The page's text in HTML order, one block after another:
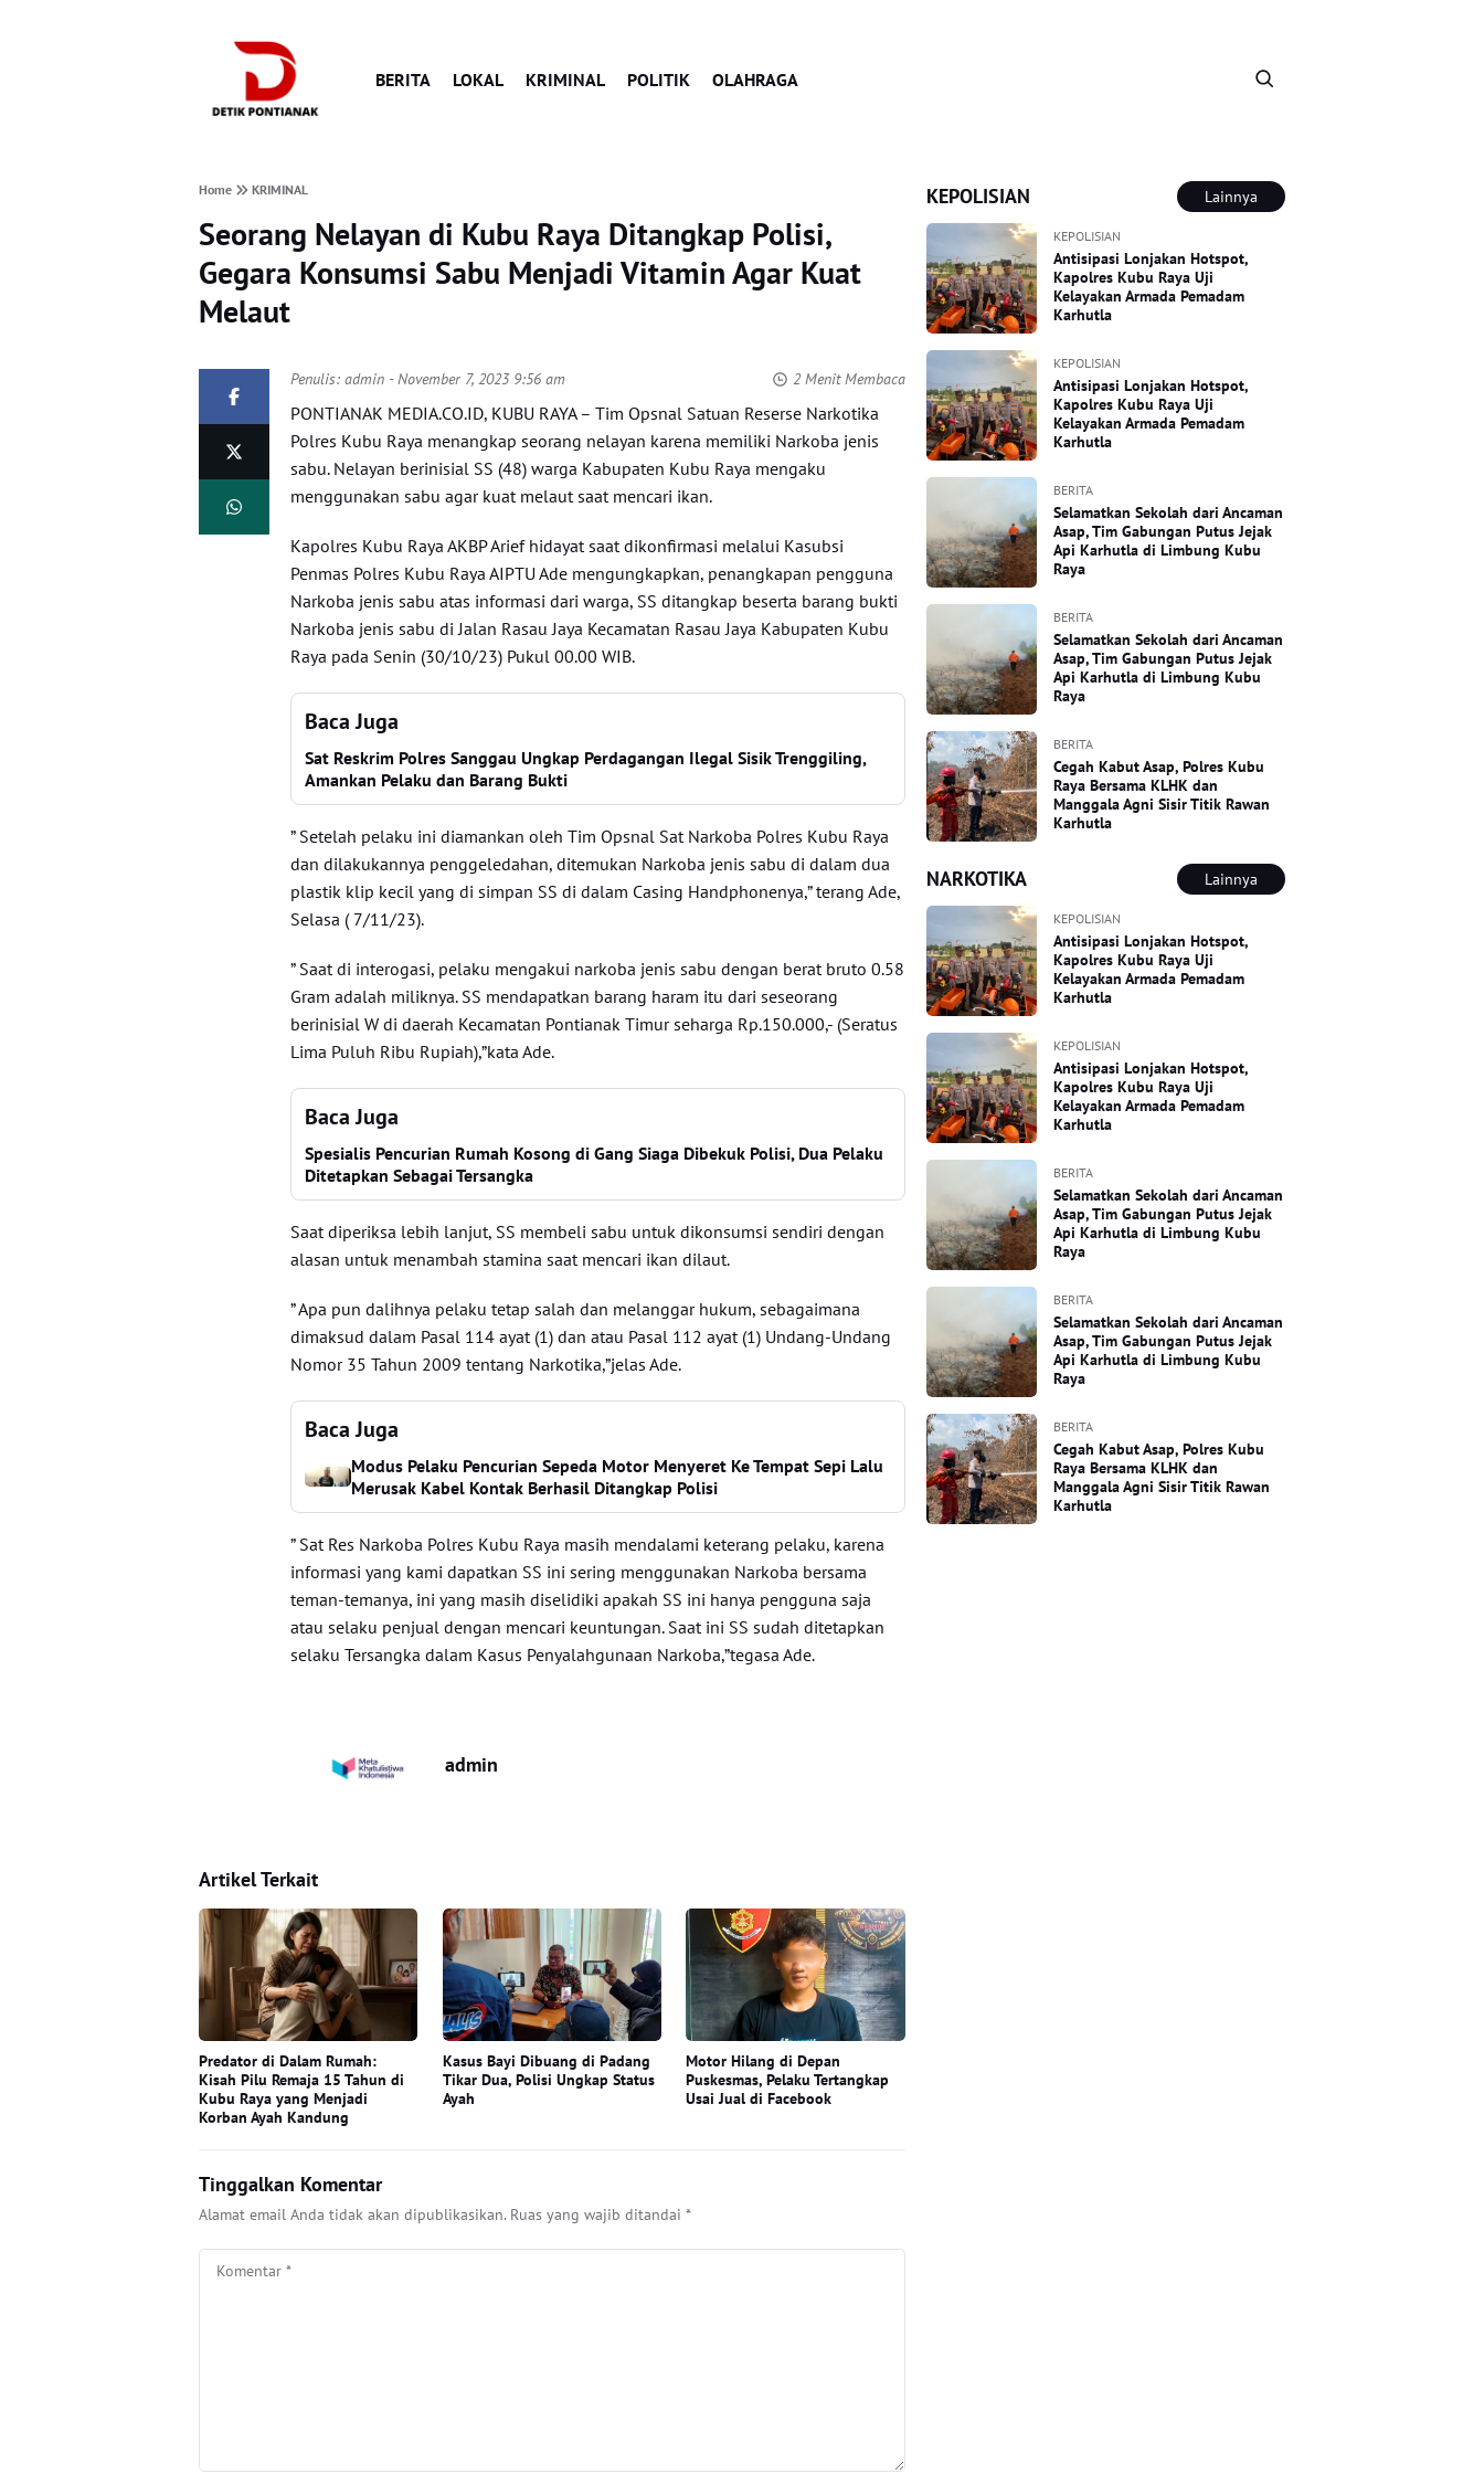
BERITA LOKAL KRIMINAL POLITIK OLAHRAGA
Home KRIMINAL
Seorang Nelayan di Kubu Raya Ditangkap Polisi,
Gegara Konsumsi Sabu Menjadi Vitamin Agar Kuat
Melaut
Penulis:admin - November 7, 2023 9:56 am 2 Menit Membaca
PONTIANAK MEDIA.CO.ID, KUBU RAYA – Tim Opsnal Satuan Reserse Narkotika
Polres Kubu Raya menangkap seorang nelayan karena memiliki Narkoba jenis
sabu. Nelayan berinisial SS (48) warga Kabupaten Kubu Raya mengaku
menggunakan sabu agar kuat melaut saat mencari ikan.
Kapolres Kubu Raya AKBP Arief hidayat saat dikonfirmasi melalui Kasubsi
Penmas Polres Kubu Raya AIPTU Ade mengungkapkan, penangkapan pengguna
Narkoba jenis sabu atas informasi dari warga, SS ditangkap beserta barang bukti
Narkoba jenis sabu di Jalan Rasau Jaya Kecamatan Rasau Jaya Kabupaten Kubu
Raya pada Senin (30/10/23) Pukul 00.00 WIB.
Baca Juga
Sat Reskrim Polres Sanggau Ungkap Perdagangan Ilegal Sisik Trenggiling,
Amankan Pelaku dan Barang Bukti
” Setelah pelaku ini diamankan oleh Tim Opsnal Sat Narkoba Polres Kubu Raya
dan dilakukannya penggeledahan, ditemukan Narkoba jenis sabu di dalam dua
plastik klip kecil yang di simpan SS di dalam Casing Handphonenya,” terang Ade,
Selasa ( 7/11/23).
” Saat di interogasi, pelaku mengakui narkoba jenis sabu dengan berat bruto 0.58
Gram adalah miliknya. SS mendapatkan barang haram itu dari seseorang
berinisial W di daerah Kecamatan Pontianak Timur seharga Rp.150.000,- (Seratus
Lima Puluh Ribu Rupiah),”kata Ade.
Baca Juga
Spesialis Pencurian Rumah Kosong di Gang Siaga Dibekuk Polisi, Dua Pelaku
Ditetapkan Sebagai Tersangka
Saat diperiksa lebih lanjut, SS membeli sabu untuk dikonsumsi sendiri dengan
alasan untuk menambah stamina saat mencari ikan dilaut.
” Apa pun dalihnya pelaku tetap salah dan melanggar hukum, sebagaimana
dimaksud dalam Pasal 114 ayat (1) dan atau Pasal 112 ayat (1) Undang-Undang
Nomor 35 Tahun 2009 tentang Narkotika,”jelas Ade.
Baca Juga
Modus Pelaku Pencurian Sepeda Motor Menyeret Ke Tempat Sepi Lalu
Merusak Kabel Kontak Berhasil Ditangkap Polisi
” Sat Res Narkoba Polres Kubu Raya masih mendalami keterang pelaku, karena
informasi yang kami dapatkan SS ini sering menggunakan Narkoba bersama
teman-temanya, ini yang masih diselidiki apakah SS ini hanya pengguna saja
atau selaku penjual dengan mencari keuntungan. Saat ini SS sudah ditetapkan
selaku Tersangka dalam Kasus Penyalahgunaan Narkoba,”tegasa Ade.
admin
Artikel Terkait
Predator di Dalam Rumah:
Kisah Pilu Remaja 15 Tahun di
Kubu Raya yang Menjadi
Korban Ayah Kandung
Kasus Bayi Dibuang di Padang
Tikar Dua, Polisi Ungkap Status
Ayah
Motor Hilang di Depan
Puskesmas, Pelaku Tertangkap
Usai Jual di Facebook
Tinggalkan Komentar
Alamat email Anda tidak akan dipublikasikan. Ruas yang wajib ditandai *
KEPOLISIAN Lainnya
KEPOLISIAN
Antisipasi Lonjakan Hotspot,
Kapolres Kubu Raya Uji
Kelayakan Armada Pemadam
Karhutla
KEPOLISIAN
Antisipasi Lonjakan Hotspot,
Kapolres Kubu Raya Uji
Kelayakan Armada Pemadam
Karhutla
BERITA
Selamatkan Sekolah dari Ancaman
Asap, Tim Gabungan Putus Jejak
Api Karhutla di Limbung Kubu
Raya
BERITA
Selamatkan Sekolah dari Ancaman
Asap, Tim Gabungan Putus Jejak
Api Karhutla di Limbung Kubu
Raya
BERITA
Cegah Kabut Asap, Polres Kubu
Raya Bersama KLHK dan
Manggala Agni Sisir Titik Rawan
Karhutla
NARKOTIKA Lainnya
KEPOLISIAN
Antisipasi Lonjakan Hotspot,
Kapolres Kubu Raya Uji
Kelayakan Armada Pemadam
Karhutla
KEPOLISIAN
Antisipasi Lonjakan Hotspot,
Kapolres Kubu Raya Uji
Kelayakan Armada Pemadam
Karhutla
BERITA
Selamatkan Sekolah dari Ancaman
Asap, Tim Gabungan Putus Jejak
Api Karhutla di Limbung Kubu
Raya
BERITA
Selamatkan Sekolah dari Ancaman
Asap, Tim Gabungan Putus Jejak
Api Karhutla di Limbung Kubu
Raya
BERITA
Cegah Kabut Asap, Polres Kubu
Raya Bersama KLHK dan
Manggala Agni Sisir Titik Rawan
Karhutla